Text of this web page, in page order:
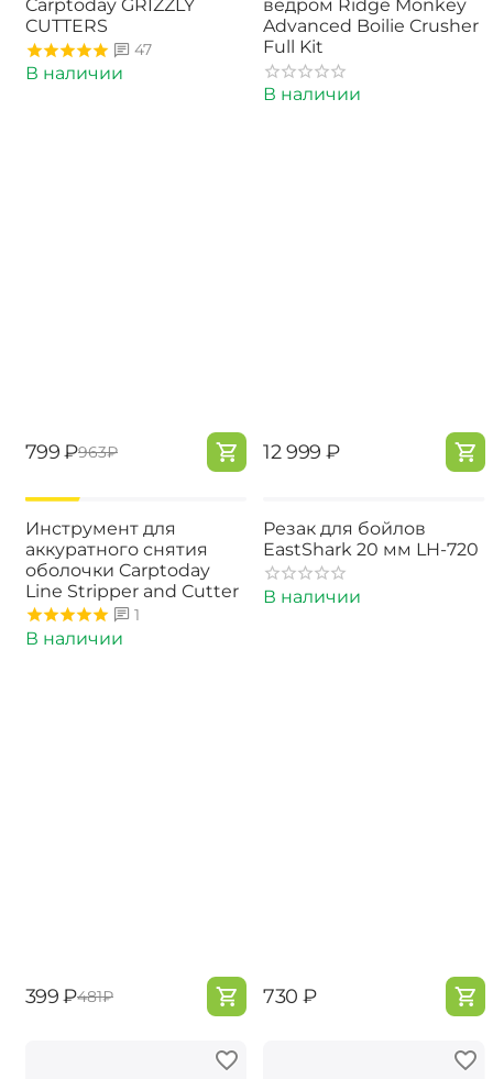
Carptoday GRIZZLY
CUTTERS
47
В наличии
‍799‍ ₽‍963‍₽
ведром Ridge Monkey
Advanced Boilie Crusher
Full Kit
В наличии
‍12 999‍ ₽
Инструмент для
аккуратного снятия
оболочки Carptoday
Line Stripper and Cutter
1
В наличии
‍399‍ ₽‍481‍₽
Резак для бойлов
EastShark 20 мм LH-720
В наличии
‍730‍ ₽